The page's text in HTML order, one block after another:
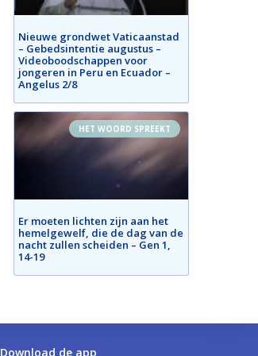
Nieuwe grondwet Vaticaanstad
– Gebedsintentie augustus –
Videoboodschappen voor
jongeren in Peru en Ecuador –
Angelus 2/8
HET WOORD SPREEKT
Er moeten lichten zijn aan het
hemelgewelf, die de dag van de
nacht zullen scheiden – Gen 1,
14-19
Download de app